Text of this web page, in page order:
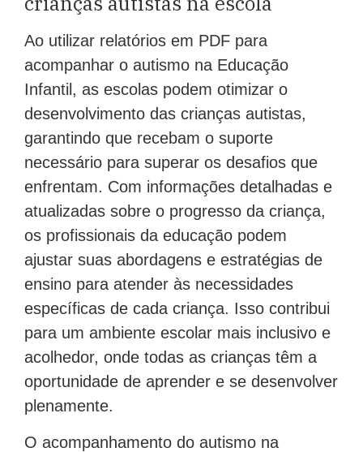
Ao utilizar relatórios em PDF para
acompanhar o autismo na Educação
Infantil, as escolas podem otimizar o
desenvolvimento das crianças autistas,
garantindo que recebam o suporte
necessário para superar os desafios que
enfrentam. Com informações detalhadas e
atualizadas sobre o progresso da criança,
os profissionais da educação podem
ajustar suas abordagens e estratégias de
ensino para atender às necessidades
específicas de cada criança. Isso contribui
para um ambiente escolar mais inclusivo e
acolhedor, onde todas as crianças têm a
oportunidade de aprender e se desenvolver
plenamente.
O acompanhamento do autismo na